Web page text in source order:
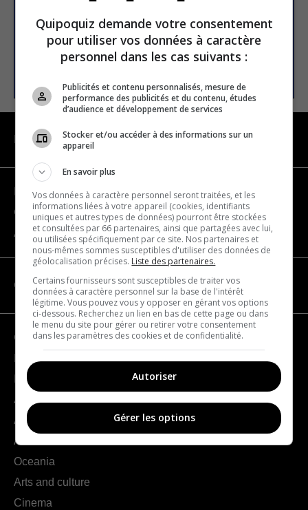
SUBSCRIBE
NAVIGATION
Become a partner
Contact us
About us
CATEGORIES
Geography
Europe
Americas
Asia
Africa
Oceania
Arts and culture
Cinema
Quipoquiz demande votre consentement
pour utiliser vos données à caractère
personnel dans les cas suivants :
Publicités et contenu personnalisés, mesure de
performance des publicités et du contenu, études
d’audience et développement de services
Stocker et/ou accéder à des informations sur un
appareil
En savoir plus
Vos données à caractère personnel seront traitées, et les
informations liées à votre appareil (cookies, identifiants
uniques et autres types de données) pourront être stockées
et consultées par 66 partenaires, ainsi que partagées avec lui,
ou utilisées spécifiquement par ce site. Nos partenaires et
nous-mêmes sommes susceptibles d'utiliser des données de
géolocalisation précises. Liste des partenaires.
Certains fournisseurs sont susceptibles de traiter vos
données à caractère personnel sur la base de l'intérêt
légitime. Vous pouvez vous y opposer en gérant vos options
ci-dessous. Recherchez un lien en bas de cette page ou dans
le menu du site pour gérer ou retirer votre consentement
dans les paramètres des cookies et de confidentialité.
Autoriser
Gérer les options